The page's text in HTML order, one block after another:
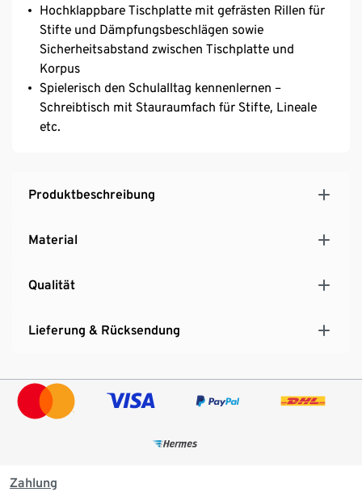
Hochklappbare Tischplatte mit gefrästen Rillen für
Stifte und Dämpfungsbeschlägen sowie
Sicherheitsabstand zwischen Tischplatte und
Korpus
Spielerisch den Schulalltag kennenlernen –
Schreibtisch mit Stauraumfach für Stifte, Lineale
etc.
Produktbeschreibung
Material
Qualität
Lieferung & Rücksendung
Zahlung